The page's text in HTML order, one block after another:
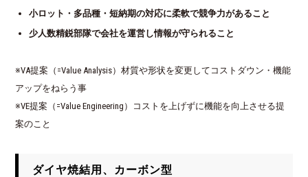
小ロット・多品種・短納期の対応に柔軟で競争力があること
少人数精鋭部隊で会社を運営し情報が守られること
※VA提案（=Value Analysis）材質や形状を変更してコストダウン・機能
アップをねらう事
※VE提案（=Value Engineering）コストを上げずに機能を向上させる提
案のこと
ダイヤ焼結用、カーボン型